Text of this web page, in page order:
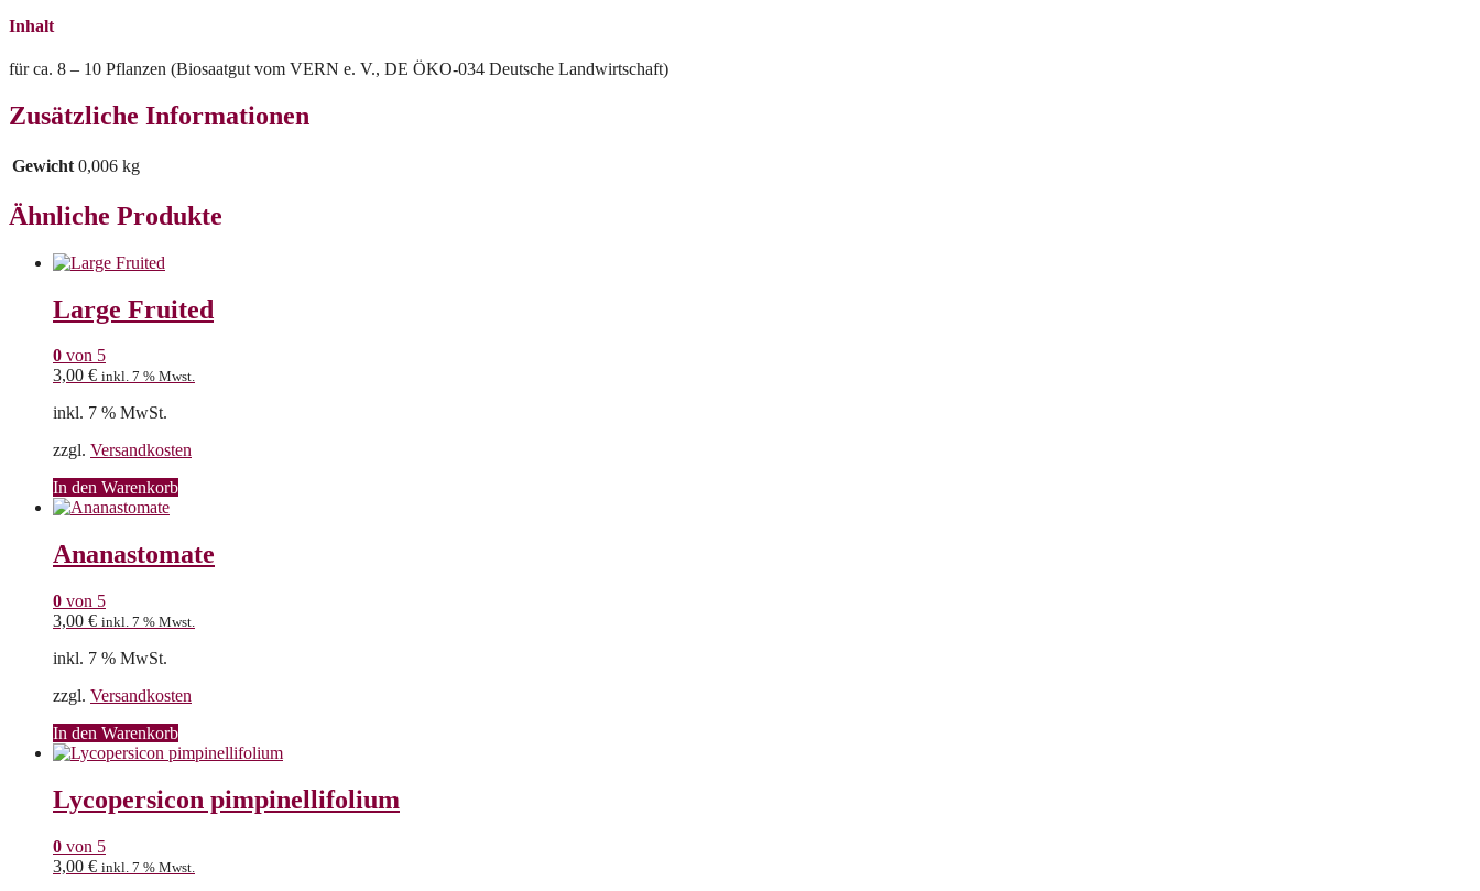
Inhalt
für ca. 8 – 10 Pflanzen (Biosaatgut vom VERN e. V., DE ÖKO-034 Deutsche Landwirtschaft)
Zusätzliche Informationen
Gewicht 0,006 kg
Ähnliche Produkte
Large Fruited
0 von 5
3,00 € inkl. 7 % Mwst.
inkl. 7 % MwSt.
zzgl. Versandkosten
In den Warenkorb
Ananastomate
0 von 5
3,00 € inkl. 7 % Mwst.
inkl. 7 % MwSt.
zzgl. Versandkosten
In den Warenkorb
Lycopersicon pimpinellifolium
0 von 5
3,00 € inkl. 7 % Mwst.